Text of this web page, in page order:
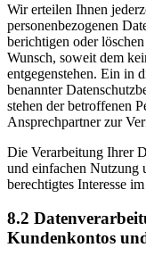
Wir erteilen Ihnen
personenbezogenen
berichtigen oder
Wunsch, soweit dem
entgegenstehen. Ein in
benannter
stehen der betroffenen
Ansprechpartner zur
Die Verarbeitung Ihrer
und einfachen Nutzung
berechtigtes Interesse
8.2
Kundenkontos